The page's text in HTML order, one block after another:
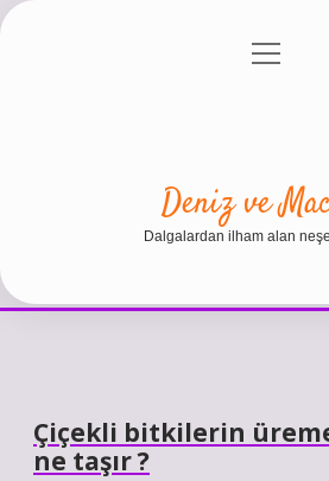
Gizlilik Politikası
menüyü
Deniz ve
Dalgalardan ilham alan
Çiçekli bitkilerin
ne taşır ?